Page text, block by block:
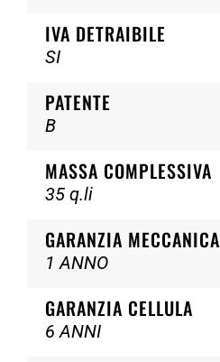
IVA DETRAIBILE
SI
PATENTE
B
MASSA COMPLESSIVA
35 q.li
GARANZIA MECCANICA
1 ANNO
GARANZIA CELLULA
6 ANNI